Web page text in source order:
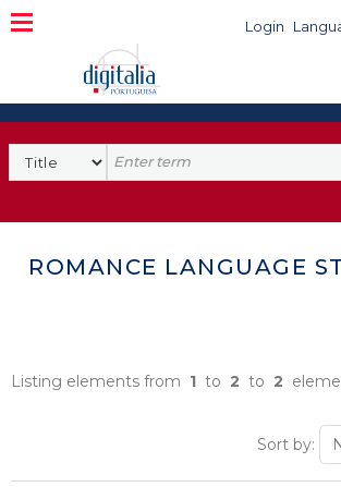
Login
ROMANCE LANGUAGE
Listing elements from 1 to 2 to 2
Sort by: